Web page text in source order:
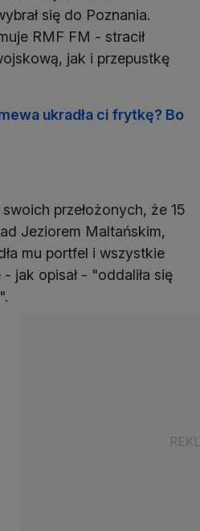
się do Poznania.
RMF FM - stracił
jak i przepustkę
ukradła ci frytkę? Bo
przełożonych, że 15
Jeziorem Maltańskim,
mu portfel i wszystkie
jak opisał - "oddaliła się